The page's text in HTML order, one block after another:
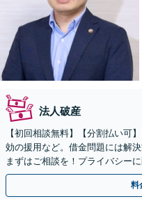
法人破産
【初回相談無料】【分割払い可
効の援用など。借金問題には解
まずはご相談を！プライバシー
談いただけます【夜間・休日相
料